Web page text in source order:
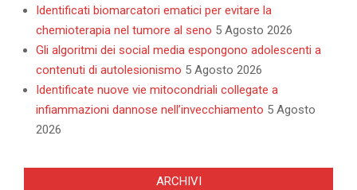
Identificati biomarcatori ematici per evitare la
chemioterapia nel tumore al seno 5 Agosto 2026
Gli algoritmi dei social media espongono adolescenti a
contenuti di autolesionismo 5 Agosto 2026
Identificate nuove vie mitocondriali collegate a
infiammazioni dannose nell’invecchiamento 5 Agosto
2026
ARCHIVI